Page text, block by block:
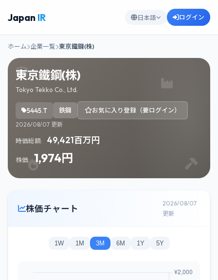
Japan IR 日本語 ログイン
ホーム 企業一覧 東京鐵鋼(株)
東京鐵鋼(株)
Tokyo Tekko Co., Ltd.
5445.T 鉄鋼 お気に入り登録（要ログイン）
2026/08/07 更新
時価総額: 49,421百万円
株価: 1,974円
株価チャート
2026/08/07
更新
1W 1M 3M 6M 1Y 5Y